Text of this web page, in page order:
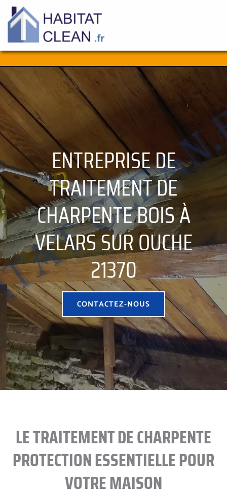
Aller
ENTREPRISE DE
TRAITEMENT DE
CHARPENTE BOIS À
VELARS SUR OUCHE
21370
CONTACTEZ-NOUS
LE TRAITEMENT DE CHARPENTE
PROTECTION ESSENTIELLE POUR
VOTRE MAISON